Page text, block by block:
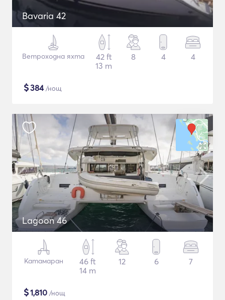
Bavaria 42
Ветроходна яхта
42 ft
13 m
8 4 4
$384/нощ
Lagoon 46
Катамаран
46 ft
14 m
12 6 7
$1,810 /нощ